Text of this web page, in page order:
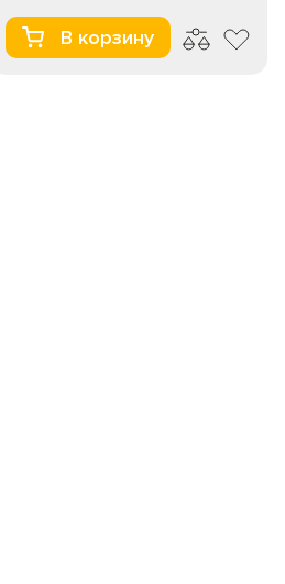
В корзину